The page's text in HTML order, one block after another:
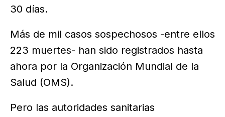
30 días.
Más de mil casos sospechosos -entre ellos
223 muertes- han sido registrados hasta
ahora por la Organización Mundial de la
Salud (OMS).
Pero las autoridades sanitarias